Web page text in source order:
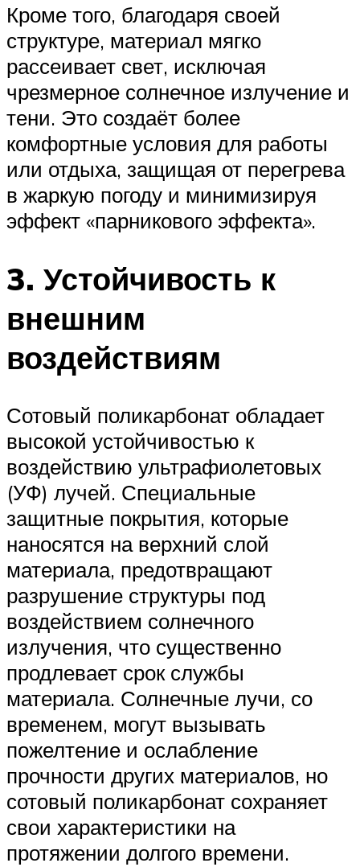
Кроме того, благодаря своей
структуре, материал мягко
рассеивает свет, исключая
чрезмерное солнечное излучение и
тени. Это создаёт более
комфортные условия для работы
или отдыха, защищая от перегрева
в жаркую погоду и минимизируя
эффект «парникового эффекта».
3. Устойчивость к
внешним
воздействиям
Сотовый поликарбонат обладает
высокой устойчивостью к
воздействию ультрафиолетовых
(УФ) лучей. Специальные
защитные покрытия, которые
наносятся на верхний слой
материала, предотвращают
разрушение структуры под
воздействием солнечного
излучения, что существенно
продлевает срок службы
материала. Солнечные лучи, со
временем, могут вызывать
пожелтение и ослабление
прочности других материалов, но
сотовый поликарбонат сохраняет
свои характеристики на
протяжении долгого времени.